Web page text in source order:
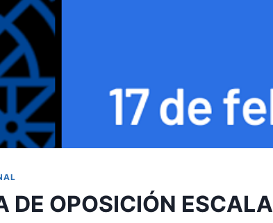
DE OPOSICIÓN ESCALA